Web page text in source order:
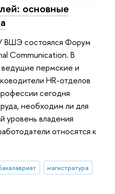
основные
ВШЭ состоялся Форум
Communication. В
пермские и
HR-отделов
сегодня
необходим ли для
уровень владения
относятся к
магистратура